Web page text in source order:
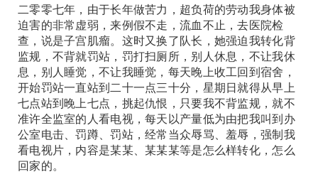
二零零七年，由于长年做苦力，超负荷的劳动我身体被
迫害的非常虚弱，来例假不走，流血不止，去医院检
查，说是子宫肌瘤。这时又换了队长，她强迫我转化背
监规，不背就罚站，罚打扫厕所，别人休息，不让我休
息，别人睡觉，不让我睡觉，每天晚上收工回到宿舍，
开始罚站一直站到二十一点三十分，星期日就得从早上
七点站到晚上七点，挑起仇恨，只要我不背监规，就不
准许全监室的人看电视，每天以产量低为由把我叫到办
公室电击、罚蹲、罚站，经常当众辱骂、羞辱，强制我
看电视片，内容是某某、某某某等是怎么样转化，怎么
回家的。